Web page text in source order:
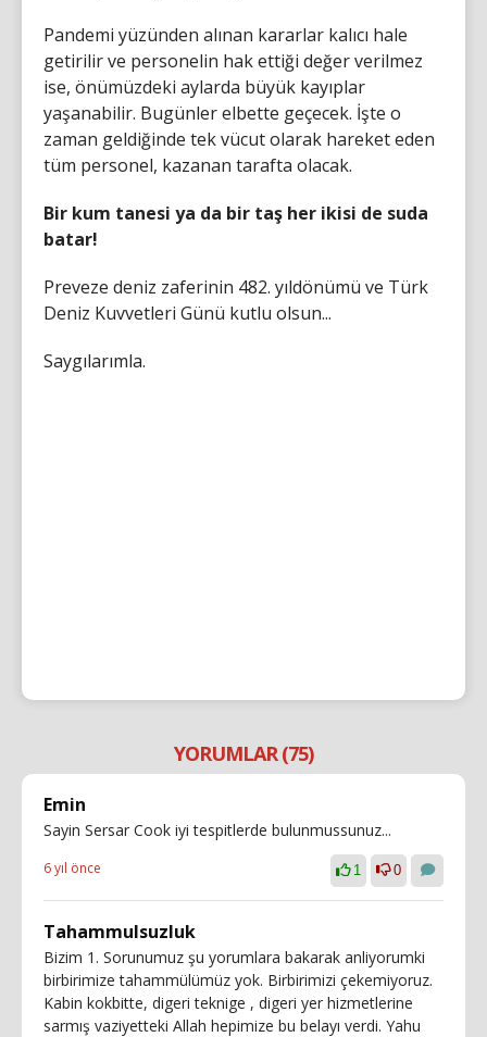
Pandemi yüzünden alınan kararlar kalıcı hale
getirilir ve personelin hak ettiği değer verilmez
ise, önümüzdeki aylarda büyük kayıplar
yaşanabilir. Bugünler elbette geçecek. İşte o
zaman geldiğinde tek vücut olarak hareket eden
tüm personel, kazanan tarafta olacak.
Bir kum tanesi ya da bir taş her ikisi de suda
batar!
Preveze deniz zaferinin 482. yıldönümü ve Türk
Deniz Kuvvetleri Günü kutlu olsun...
Saygılarımla.
YORUMLAR (75)
Emin
Sayin Sersar Cook iyi tespitlerde bulunmussunuz...
6 yıl önce 1 0
Tahammulsuzluk
Bizim 1. Sorunumuz şu yorumlara bakarak anliyorumki
birbirimize tahammülümüz yok. Birbirimizi çekemiyoruz.
Kabin kokbitte, digeri teknige , digeri yer hizmetlerine
sarmış vaziyetteki Allah hepimize bu belayı verdi. Yahu